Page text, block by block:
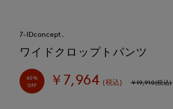
7-IDconcept.
ワイドクロップトパンツ
60%
OFF
￥7,964 (税込) ￥19,910(税込)